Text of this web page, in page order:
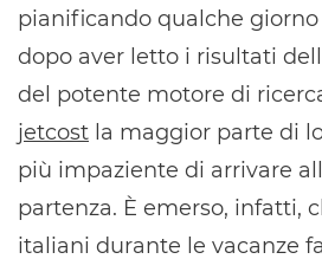
pianificando qualche giorno
dopo aver letto i risultati
del potente motore di
jetcost la maggior parte di
più impaziente di arrivare
partenza. È emerso, infatti,
italiani durante le vacanze